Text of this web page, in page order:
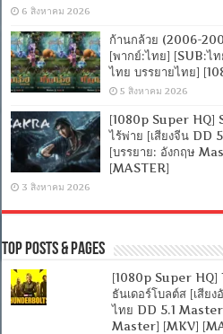
6 สิงหาคม 2026
ก้านกล้วย (2006-
[พากย์:ไทย] [SUB:ไ
ไทย บรรยายไทย]
5 สิงหาคม 2026
[1080p Super HQ]
ไร้พ่าย [เสียงจีน DD
[บรรยาย: อังกฤษ
[MASTER]
3 สิงหาคม 2026
Top Posts & Pages
[1080p Super
ธันเดอร์โบลต์ส [เสีย
ไทย DD 5.1
Master] [MKV]